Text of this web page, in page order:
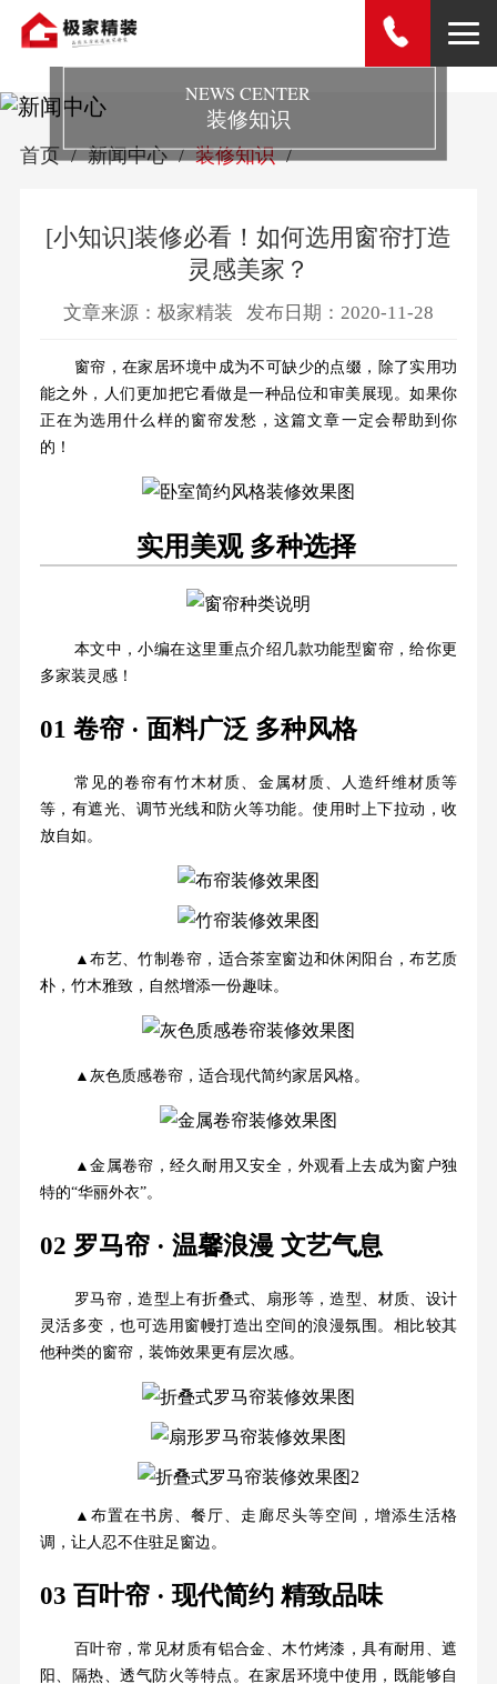
NEWS CENTER
装修知识
首页 新闻中心 装修知识
[小知识]装修必看！如何选用窗帘打造
灵感美家？
文章来源：极家精装 发布日期：2020-11-28
窗帘，在家居环境中成为不可缺少的点缀，除了实用功
能之外，人们更加把它看做是一种品位和审美展现。如果你
正在为选用什么样的窗帘发愁，这篇文章一定会帮助到你
的！
实用美观 多种选择
本文中，小编在这里重点介绍几款功能型窗帘，给你更
多家装灵感！
01 卷帘 · 面料广泛 多种风格
常见的卷帘有竹木材质、金属材质、人造纤维材质等
等，有遮光、调节光线和防火等功能。使用时上下拉动，收
放自如。
▲布艺、竹制卷帘，适合茶室窗边和休闲阳台，布艺质
朴，竹木雅致，自然增添一份趣味。
▲灰色质感卷帘，适合现代简约家居风格。
▲金属卷帘，经久耐用又安全，外观看上去成为窗户独
特的“华丽外衣”。
02 罗马帘 · 温馨浪漫 文艺气息
罗马帘，造型上有折叠式、扇形等，造型、材质、设计
灵活多变，也可选用窗幔打造出空间的浪漫氛围。相比较其
他种类的窗帘，装饰效果更有层次感。
▲布置在书房、餐厅、走廊尽头等空间，增添生活格
调，让人忍不住驻足窗边。
03 百叶帘 · 现代简约 精致品味
百叶帘，常见材质有铝合金、木竹烤漆，具有耐用、遮
阳、隔热、透气防火等特点。在家居环境中使用，既能够自